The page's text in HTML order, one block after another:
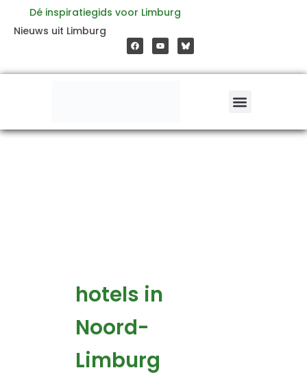
inhoud
Dé inspiratiegids voor Limburg
Nieuws uit Limburg
a
c
e
o
o
o
u
t
b
e
hotels in
Noord-
Limburg